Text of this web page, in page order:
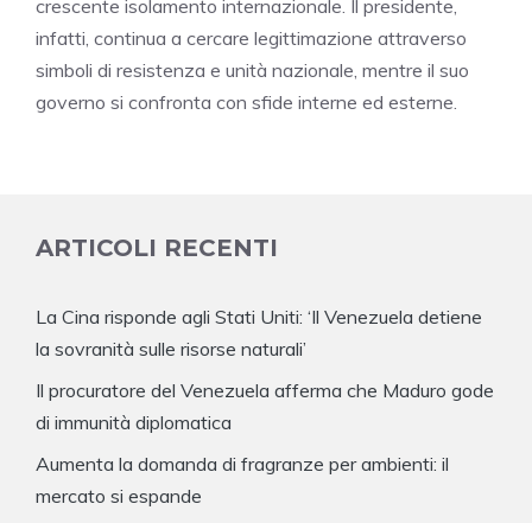
crescente isolamento internazionale. Il presidente,
infatti, continua a cercare legittimazione attraverso
simboli di resistenza e unità nazionale, mentre il suo
governo si confronta con sfide interne ed esterne.
ARTICOLI RECENTI
La Cina risponde agli Stati Uniti: ‘Il Venezuela detiene
la sovranità sulle risorse naturali’
Il procuratore del Venezuela afferma che Maduro gode
di immunità diplomatica
Aumenta la domanda di fragranze per ambienti: il
mercato si espande